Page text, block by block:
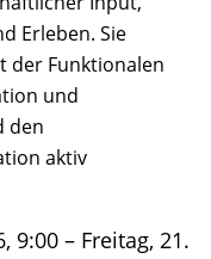
Erleben. Sie
der Funktionalen
und
den
aktiv
9:00 – Freitag, 21.